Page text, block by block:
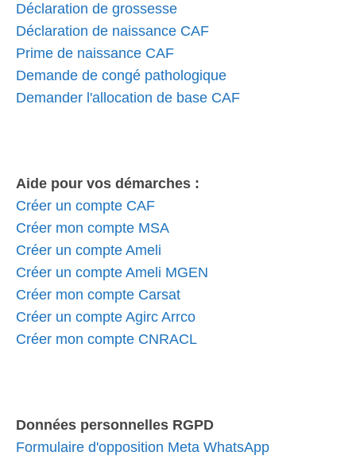
Déclaration de grossesse
Déclaration de naissance CAF
Prime de naissance CAF
Demande de congé pathologique
Demander l'allocation de base CAF
Aide pour vos démarches :
Créer un compte CAF
Créer mon compte MSA
Créer un compte Ameli
Créer un compte Ameli MGEN
Créer mon compte Carsat
Créer un compte Agirc Arrco
Créer mon compte CNRACL
Données personnelles RGPD
Formulaire d'opposition Meta WhatsApp